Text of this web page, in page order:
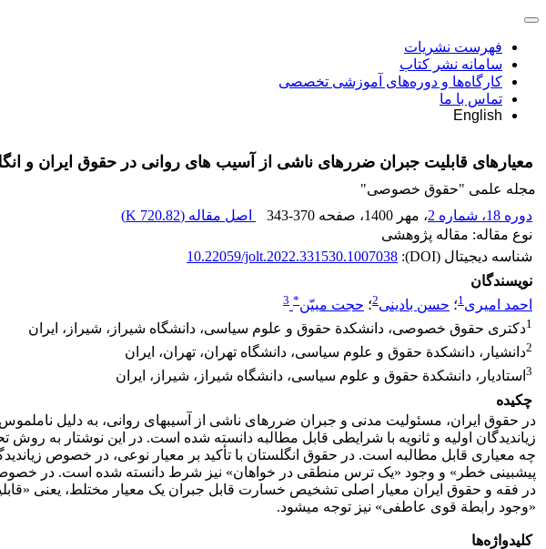
فهرست نشریات
سامانه نشر کتاب
کارگاه‌ها و دوره‌های آموزشی تخصصی
تماس با ما
English
معیارهای قابلیت جبران ضررهای ناشی از آسیب ‏های روانی در حقوق ایران و
مجله علمی "حقوق خصوصی"
دوره 18، شماره 2
، مهر 1400 ، صفحه 343-370 اصل مقاله (720.82 K
)
نوع مقاله: مقاله پژوهشی
شناسه دیجیتال (DOI):
10.22059/jolt.2022.331530.1007038
نویسندگان
احمد امیری1؛ حسن بادینی2؛ حجت مبیّن*
3
1دکتری حقوق خصوصی، دانشکدة حقوق و علوم سیاسی، دانشگاه شیراز، شیراز، ایران
2دانشیار، دانشکدة حقوق و علوم سیاسی، دانشگاه تهران، تهران، ایران
3 استادیار، دانشکدة حقوق و علوم سیاسی، دانشگاه شیراز، شیراز، ایران
چکیده
در حقوق ایران، مسئولیت مدنی و جبران ضررهای ناشی از آسیب‏های روانی، به دلیل
زیان‏دیدگان اولیه و ثانویه با شرایطی قابل مطالبه دانسته شده است. در این نوشتار به
چه معیاری قابل مطالبه است. در حقوق انگلستان با تأکید بر معیار نوعی، در خصوص
پیش‏بینی خطر» و وجود «یک ترس منطقی در خواهان» نیز شرط دانسته شده است. در خصوص
در فقه و حقوق ایران معیار اصلی تشخیص خسارت قابل جبران یک معیار مختلط، یعنی
«وجود رابطة قوی عاطفی» نیز توجه می‏شود.
کلیدواژه‌ها